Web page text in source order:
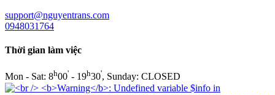
support@nguyentrans.com
0948031764
Thời gian làm việc
Mon - Sat: 8h00' - 19h30', Sunday: CLOSED